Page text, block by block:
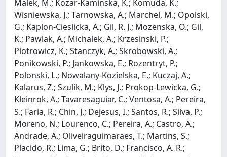
Malek, M.; Kozar-Kaminska, K.; Komuda, K.;
Wisniewska, J.; Tarnowska, A.; Marchel, M.; Opolski,
G.; Kaplon-Cieslicka, A.; Gil, R. J.; Mozenska, O.; Gil,
K.; Pawlak, A.; Michalek, A.; Krzesinski, P.;
Piotrowicz, K.; Stanczyk, A.; Skrobowski, A.;
Ponikowski, P.; Jankowska, E.; Rozentryt, P.;
Polonski, L.; Nowalany-Kozielska, E.; Kuczaj, A.;
Kalarus, Z.; Szulik, M.; Klys, J.; Prokop-Lewicka, G.;
Kleinrok, A.; Tavaresaguiar, C.; Ventosa, A.; Pereira,
S.; Faria, R.; Chin, J.; Dejesus, I.; Santos, R.; Silva, P.;
Moreno, N.; Lourenco, C.; Pereira, A.; Castro, A.;
Andrade, A.; Oliveiraguimaraes, T.; Martins, S.;
Placido, R.; Lima, G.; Brito, D.; Francisco, A. R.;